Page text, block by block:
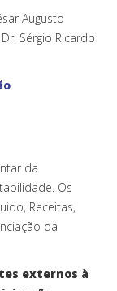
Augusto
Sérgio Ricardo
da
Os
Receitas,
da
externos à